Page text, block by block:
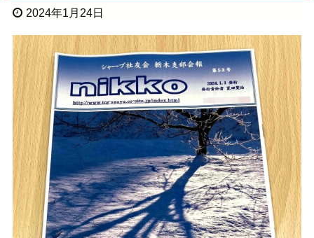
2024年1月24日